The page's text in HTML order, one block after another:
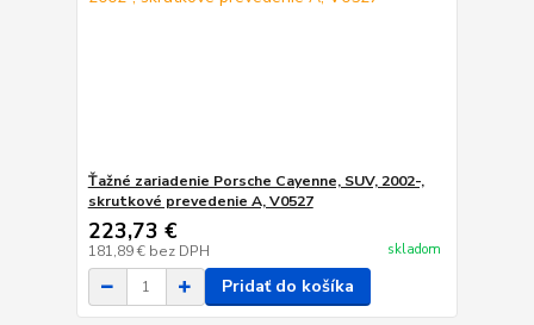
Ťažné zariadenie Porsche Cayenne, SUV, 2002-,
skrutkové prevedenie A, V0527
223,73 €
181,89 € bez DPH skladom
Pridať do košíka